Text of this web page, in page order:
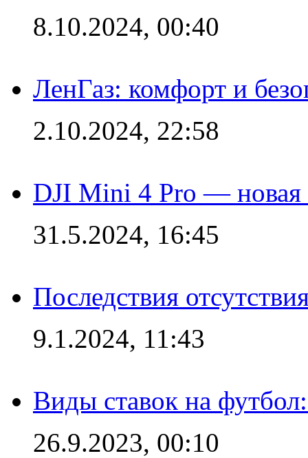
8.10.2024, 00:40
ЛенГаз: комфорт и
2.10.2024, 22:58
DJI Mini 4 Pro — новая
31.5.2024, 16:45
Последствия
9.1.2024, 11:43
Виды ставок на
26.9.2023, 00:10